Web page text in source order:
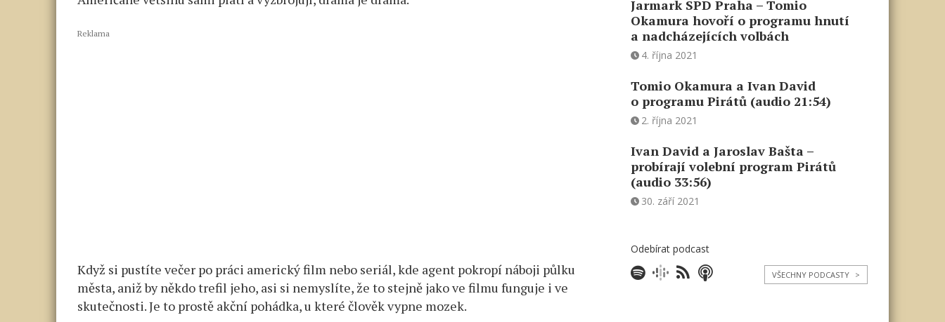
Reklama
Když si pustíte večer po práci americký film nebo seriál, kde agent pokropí náboji půlku
města, aniž by někdo trefil jeho, asi si nemyslíte, že to stejně jako ve filmu funguje i ve
skutečnosti. Je to prostě akční pohádka, u které člověk vypne mozek.
Jarmark SPD Praha – Tomio
Okamura hovoří o programu hnutí
a nadcházejících volbách
4. října 2021
Tomio Okamura a Ivan David
o programu Pirátů (audio 21:54)
2. října 2021
Ivan David a Jaroslav Bašta –
probírají volební program Pirátů
(audio 33:56)
30. září 2021
Odebírat podcast
VŠECHNY PODCASTY >